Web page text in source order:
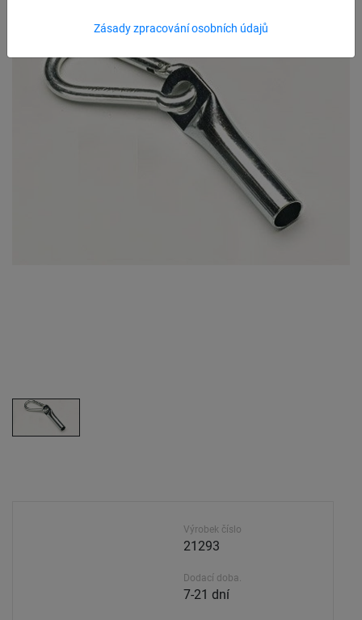
Zásady zpracování osobních údajů
Výrobek číslo
21293
Dodací doba.
7-21 dní